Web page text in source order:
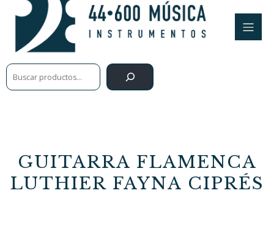
Buscar
GUITARRA FLAMENCA
LUTHIER FAYNA CIPRÉS